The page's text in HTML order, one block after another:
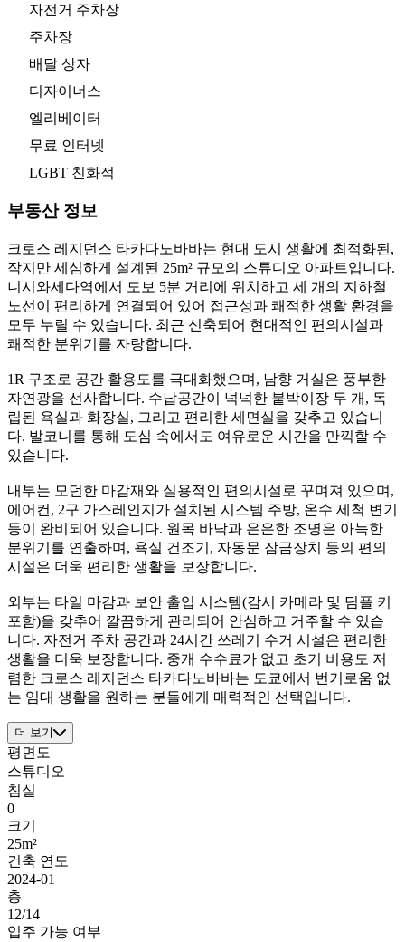
자전거 주차장
주차장
배달 상자
디자이너스
엘리베이터
무료 인터넷
LGBT 친화적
부동산 정보
크로스 레지던스 타카다노바바는 현대 도시 생활에 최적화된,
작지만 세심하게 설계된 25m² 규모의 스튜디오 아파트입니다.
니시와세다역에서 도보 5분 거리에 위치하고 세 개의 지하철
노선이 편리하게 연결되어 있어 접근성과 쾌적한 생활 환경을
모두 누릴 수 있습니다. 최근 신축되어 현대적인 편의시설과
쾌적한 분위기를 자랑합니다.
1R 구조로 공간 활용도를 극대화했으며, 남향 거실은 풍부한
자연광을 선사합니다. 수납공간이 넉넉한 붙박이장 두 개, 독
립된 욕실과 화장실, 그리고 편리한 세면실을 갖추고 있습니
다. 발코니를 통해 도심 속에서도 여유로운 시간을 만끽할 수
있습니다.
내부는 모던한 마감재와 실용적인 편의시설로 꾸며져 있으며,
에어컨, 2구 가스레인지가 설치된 시스템 주방, 온수 세척 변기
등이 완비되어 있습니다. 원목 바닥과 은은한 조명은 아늑한
분위기를 연출하며, 욕실 건조기, 자동문 잠금장치 등의 편의
시설은 더욱 편리한 생활을 보장합니다.
외부는 타일 마감과 보안 출입 시스템(감시 카메라 및 딤플 키
포함)을 갖추어 깔끔하게 관리되어 안심하고 거주할 수 있습
니다. 자전거 주차 공간과 24시간 쓰레기 수거 시설은 편리한
생활을 더욱 보장합니다. 중개 수수료가 없고 초기 비용도 저
렴한 크로스 레지던스 타카다노바바는 도쿄에서 번거로움 없
는 임대 생활을 원하는 분들에게 매력적인 선택입니다.
더 보기
평면도
스튜디오
침실
0
크기
25m²
건축 연도
2024-01
층
12/14
입주 가능 여부